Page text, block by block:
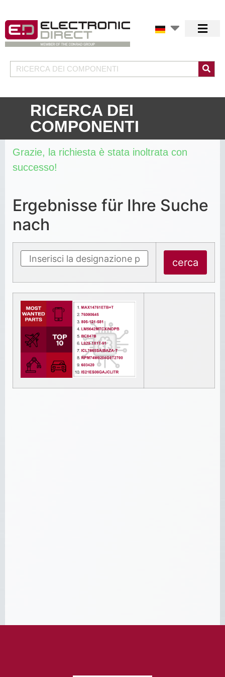
RICERCA DEI
COMPONENTI
Grazie, la richiesta è stata inoltrata con
successo!
Ergebnisse für Ihre Suche
nach